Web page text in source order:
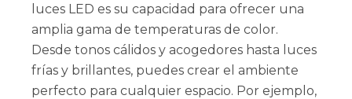
luces LED es su capacidad para ofrecer una
amplia gama de temperaturas de color.
Desde tonos cálidos y acogedores hasta luces
frías y brillantes, puedes crear el ambiente
perfecto para cualquier espacio. Por ejemplo,